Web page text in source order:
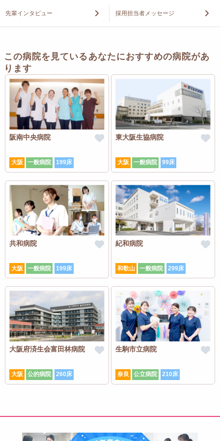
先輩インタビュー 採用担当者メッセージ
この病院を見ているあなたにおすすめの病院があ
ります
阪南中央病院
大阪 一般病院 199床
東大阪生協病院
大阪 一般病院 99床
共和病院
大阪 一般病院 199床
紀和病院
和歌山 一般病院 299床
大阪府済生会富田林病院
大阪 公的病院 260床
生駒市立病院
奈良 公立病院 210床